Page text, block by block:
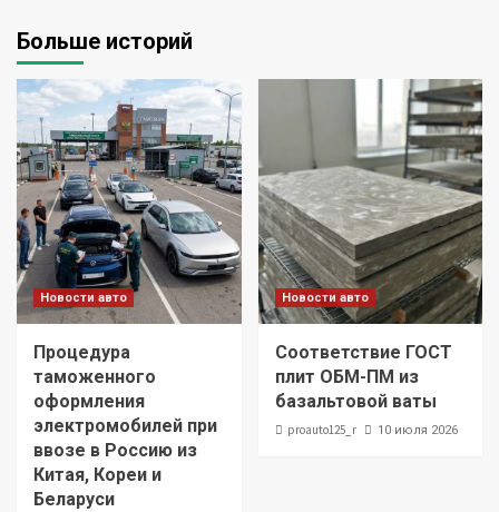
Больше историй
Новости авто
Процедура
таможенного
оформления
электромобилей при
ввозе в Россию из
Китая, Кореи и
Беларуси
Новости авто
Соответствие ГОСТ
плит ОБМ-ПМ из
базальтовой ваты
proauto125_r 10 июля 2026